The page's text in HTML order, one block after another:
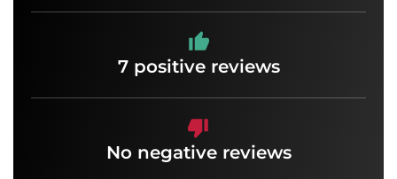
7 positive reviews
No negative reviews